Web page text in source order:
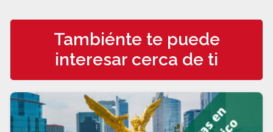
Tambiénte te puede
interesar cerca de ti